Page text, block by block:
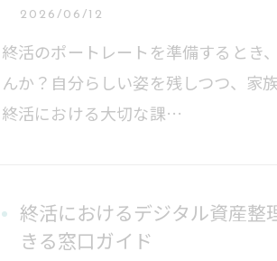
2026/06/12
終活のポートレートを準備するとき
んか？自分らしい姿を残しつつ、家
終活における大切な課…
終活におけるデジタル資産整
きる窓口ガイド